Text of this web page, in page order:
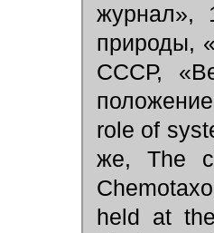
журнал»,
природы,
СССР,
role of
же, The
held at